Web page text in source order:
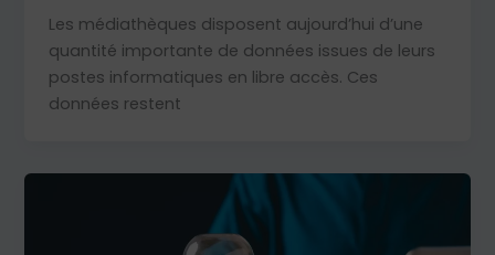
Les médiathèques disposent aujourd’hui d’une
quantité importante de données issues de leurs
postes informatiques en libre accès. Ces
données restent